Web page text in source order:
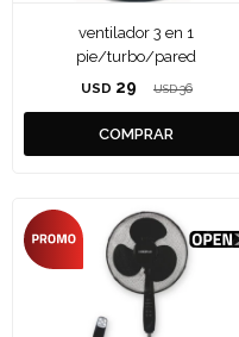
ventilador 3 en 1
pie/turbo/pared
USD 29 USD 36